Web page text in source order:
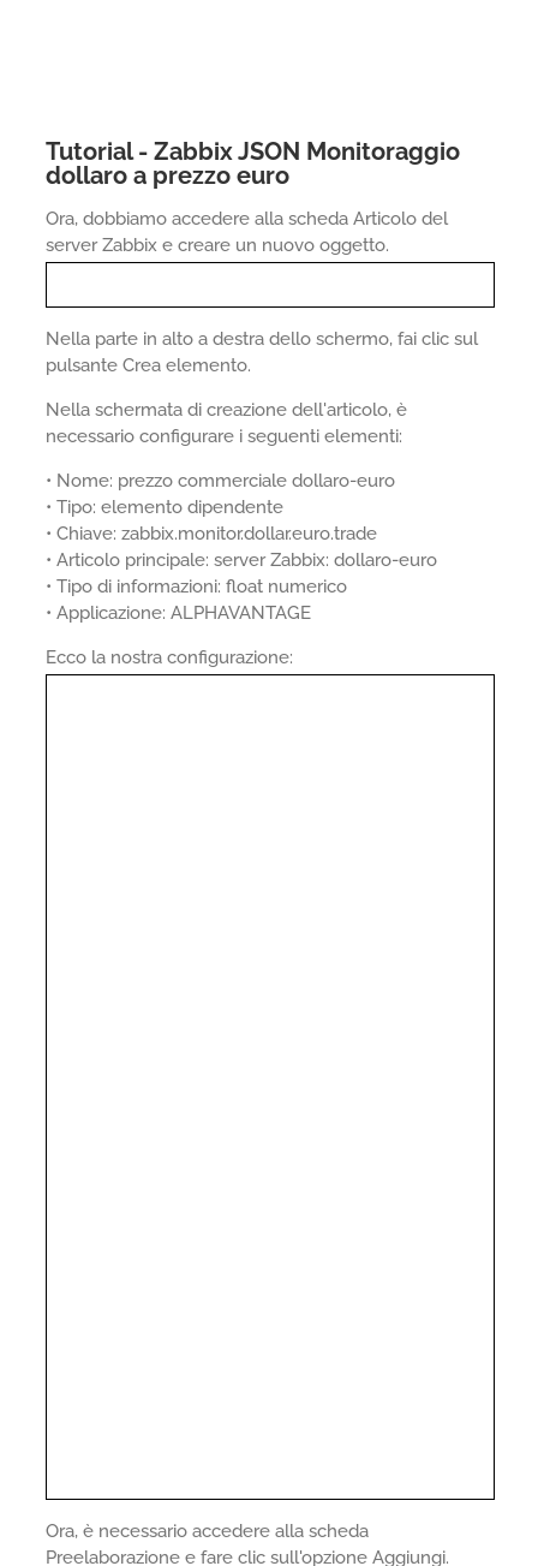
Tutorial - Zabbix JSON Monitoraggio
dollaro a prezzo euro
Ora, dobbiamo accedere alla scheda Articolo del
server Zabbix e creare un nuovo oggetto.
Nella parte in alto a destra dello schermo, fai clic sul
pulsante Crea elemento.
Nella schermata di creazione dell'articolo, è
necessario configurare i seguenti elementi:
• Nome: prezzo commerciale dollaro-euro
• Tipo: elemento dipendente
• Chiave: zabbix.monitor.dollar.euro.trade
• Articolo principale: server Zabbix: dollaro-euro
• Tipo di informazioni: float numerico
• Applicazione: ALPHAVANTAGE
Ecco la nostra configurazione:
Ora, è necessario accedere alla scheda
Preelaborazione e fare clic sull'opzione Aggiungi.